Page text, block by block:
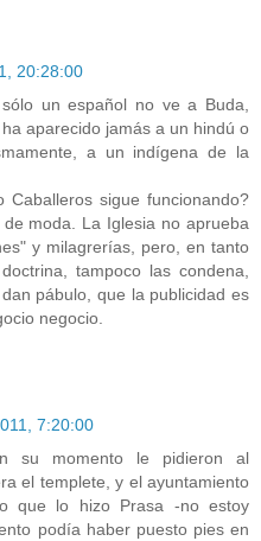
20:28:00
un español no ve a Buda,
aparecido jamás a un hindú o
a un indígena de la
sigue funcionando?
moda. La Iglesia no aprueba
y milagrerías, pero, en tanto
tampoco las condena,
pábulo, que la publicidad es
negocio.
7:20:00
su momento le pidieron al
el templete, y el ayuntamiento
que lo hizo Prasa -no estoy
podía haber puesto pies en